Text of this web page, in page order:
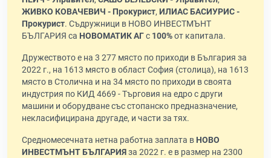
ЖИВКО КОВАЧЕВИЧ - Прокурист, ИЛИАС БАСИУРИС -
Прокурист. Съдружници в НОВО ИНВЕСТМЪНТ
БЪЛГАРИЯ са НОВОМАТИК АГс 100%от капитала.
Дружеството е на 3 277 място по приходи в България за
2022 г., на 1613 място в област София (столица), на 1613
място в Столична и на 34 място по приходи в своята
индустрия по КИД 4669 - Търговия на едро с други
машини и оборудване със стопанско предназначение,
некласифицирана другаде, и части за тях.
Средномесечната нетна работна заплата в НОВО
ИНВЕСТМЪНТ БЪЛГАРИЯза 2022 г. е в размер на 2300